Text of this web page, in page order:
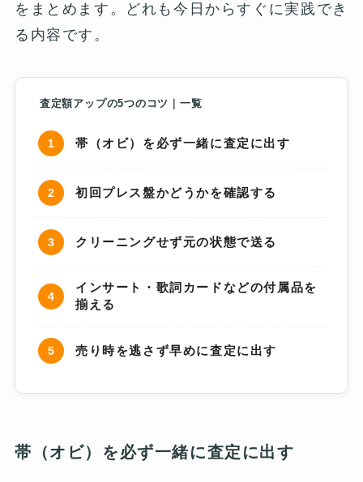
をまとめます。どれも今日からすぐに実践でき
る内容です。
査定額アップの5つのコツ｜一覧
帯（オビ）を必ず一緒に査定に出す
初回プレス盤かどうかを確認する
クリーニングせず元の状態で送る
インサート・歌詞カードなどの付属品を
揃える
売り時を逃さず早めに査定に出す
帯（オビ）を必ず一緒に査定に出す